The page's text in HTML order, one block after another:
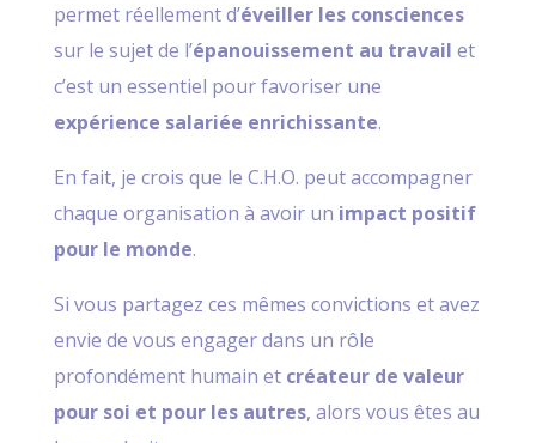
permet réellement d’éveiller les consciences
sur le sujet de l’épanouissement au travail et
c’est un essentiel pour favoriser une
expérience salariée enrichissante.
En fait, je crois que le C.H.O. peut accompagner
chaque organisation à avoir un impact positif
pour le monde.
Si vous partagez ces mêmes convictions et avez
envie de vous engager dans un rôle
profondément humain et créateur de valeur
pour soi et pour les autres, alors vous êtes au